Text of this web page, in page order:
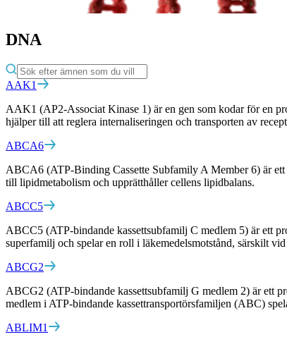
DNA
AAK1
AAK1 (AP2-Associat Kinase 1) är en gen som kodar för en
hjälper till att reglera internaliseringen och transporten av
ABCA6
ABCA6 (ATP-Binding Cassette Subfamily A Member 6) är
till lipidmetabolism och upprätthåller cellens lipidbalans.
ABCC5
ABCC5 (ATP-bindande kassettsubfamilj C medlem 5) är ett
superfamilj och spelar en roll i läkemedelsmotstånd, särskilt
ABCG2
ABCG2 (ATP-bindande kassettsubfamilj G medlem 2) är ett
medlem i ATP-bindande kassettransportörsfamiljen (ABC)
ABLIM1